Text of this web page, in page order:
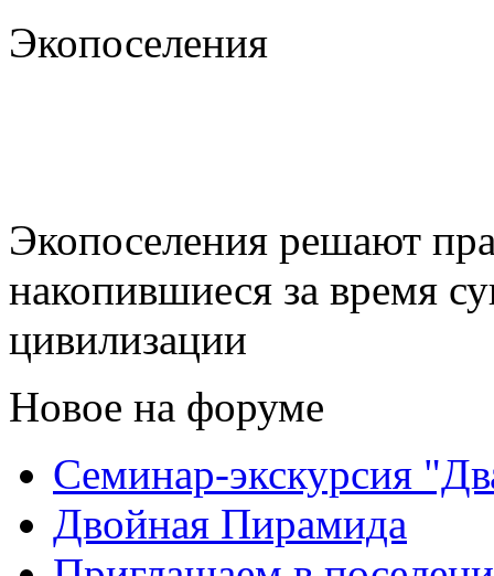
Экопоселения
Экопоселения решают
накопившиеся за время
цивилизации
Новое на форуме
Семинар-экскурсия
Двойная Пирамида